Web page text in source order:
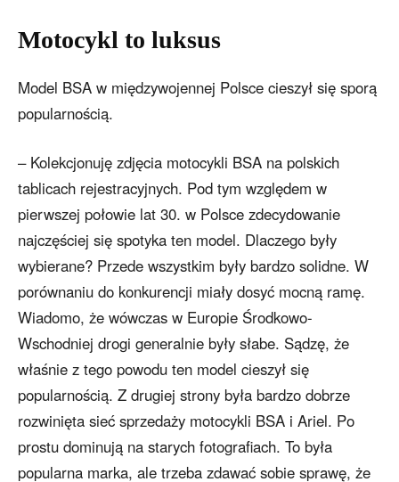
Motocykl to luksus
Model BSA w międzywojennej Polsce cieszył się sporą
popularnością.
– Kolekcjonuję zdjęcia motocykli BSA na polskich
tablicach rejestracyjnych. Pod tym względem w
pierwszej połowie lat 30. w Polsce zdecydowanie
najczęściej się spotyka ten model. Dlaczego były
wybierane? Przede wszystkim były bardzo solidne. W
porównaniu do konkurencji miały dosyć mocną ramę.
Wiadomo, że wówczas w Europie Środkowo-
Wschodniej drogi generalnie były słabe. Sądzę, że
właśnie z tego powodu ten model cieszył się
popularnością. Z drugiej strony była bardzo dobrze
rozwinięta sieć sprzedaży motocykli BSA i Ariel. Po
prostu dominują na starych fotografiach. To była
popularna marka, ale trzeba zdawać sobie sprawę, że